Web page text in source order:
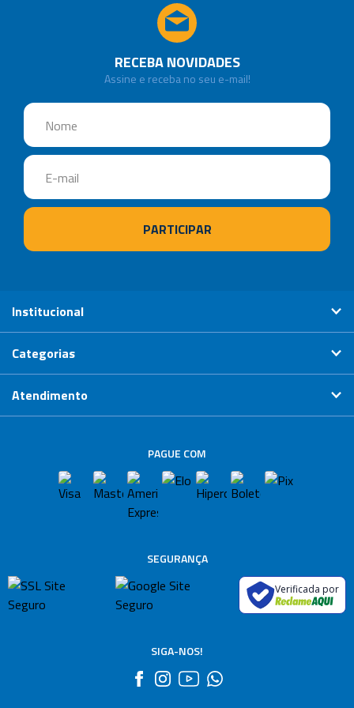
RECEBA NOVIDADES
Assine e receba no seu e-mail!
Institucional
Categorias
Atendimento
PAGUE COM
SEGURANÇA
Verificada por
SIGA-NOS!